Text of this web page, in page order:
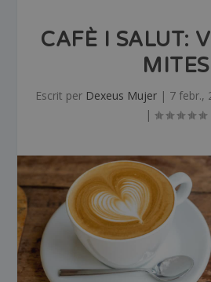
CAFÈ I SALUT:
MITES
Escrit per Dexeus Mujer| 7 febr.,
|